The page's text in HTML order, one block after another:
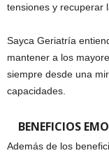
tensiones y recuperar
Sayca Geriatría
mantener a los
siempre desde una
capacidades.
BENEFICIOS
Además de los